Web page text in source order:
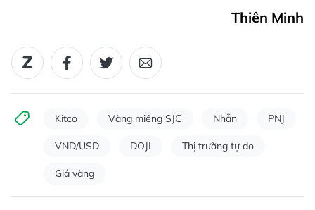
Thiên Minh
Kitco Vàng miếng SJC Nhẫn PNJ
VND/USD DOJI Thị trường tự do
Giá vàng